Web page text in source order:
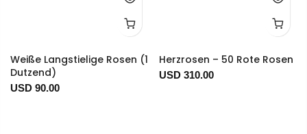
Weiße Langstielige Rosen (1
Dutzend)
USD 90.00
Herzrosen – 50 Rote Rosen
USD 310.00